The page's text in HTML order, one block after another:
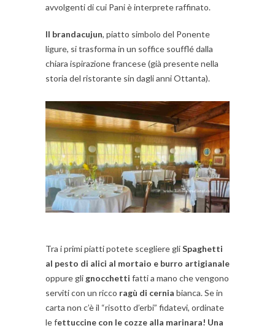
avvolgenti di cui Pani è interprete raffinato.
Il brandacujun, piatto simbolo del Ponente
ligure, si trasforma in un soffice soufflé dalla
chiara ispirazione francese (già presente nella
storia del ristorante sin dagli anni Ottanta).
Tra i primi piatti potete scegliere gliSpaghetti
al pesto di alici al mortaio e burro artigianale
oppure gli gnocchetti fatti a mano che vengono
serviti con un ricco ragù di cernia bianca. Se in
carta non c’è il “risotto d’erbi” fidatevi, ordinate
le fettuccine con le cozze alla marinara! Una